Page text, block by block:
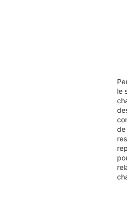
le
de